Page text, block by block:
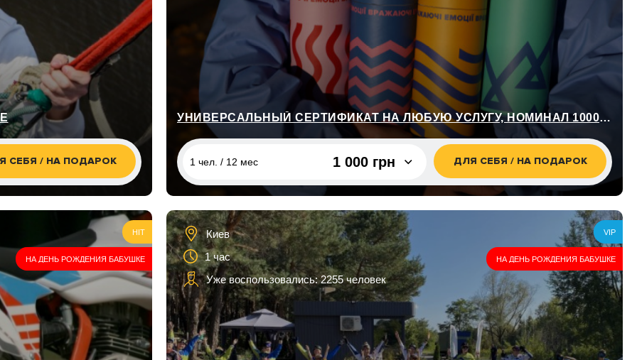
СЕБЯ / НА ПОДАРОК
УНИВЕРСАЛЬНЫЙ СЕРТИФИКАТ НА ЛЮБУЮ УСЛУГУ, НОМИНАЛ 1000 ГРН
1 чел. / 12 мес 1 000 грн
1 чел. / 12 мес 400 грн
1 чел. / 12 мес
22 000
грн
1 чел. / 12 мес 500 грн
1 чел. / 12 мес 700 грн
1 чел. / 12 мес 1 300 грн
ДЛЯ СЕБЯ / НА ПОДАРОК
HIT
НА ДЕНЬ РОЖДЕНИЯ БАБУШКЕ
Киев
1 час
Уже воспользовались: 2255 человек
VIP
НА ДЕНЬ РОЖДЕНИЯ БАБУШКЕ